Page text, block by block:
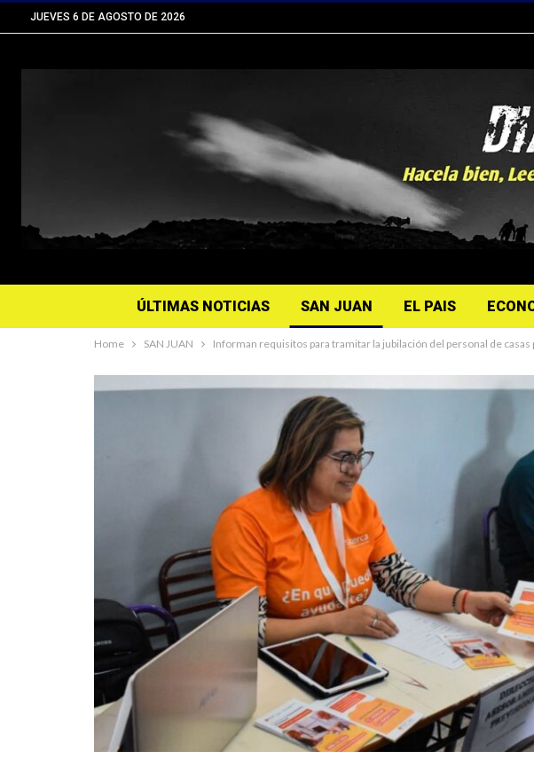
JUEVES 6 DE AGOSTO DE 2026
ÚLTIMAS NOTICIAS SAN JUAN EL PAIS
Home SAN JUAN Informan requisitos para tramitar la jubilación del personal de casas